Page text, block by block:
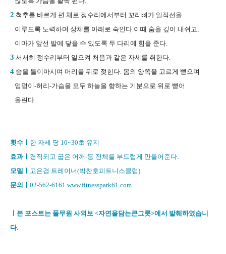
2 척추를 바르게 편 채로 정수리에서부터 꼬리뼈가 일직선을
이루도록 노력하며 상체를 아래로 숙인다.이때 숨을 깊이 내쉬고,
이마가 앞선 발에 닿을 수 있도록 두 다리에 힘을 준다.
3 서서히 정수리부터 일으켜 처음과 같은 자세를 취한다.
4 숨을 들이마시며 머리를 뒤로 젖힌다. 몸의 양쪽을 고르게 뻗으며
엉덩이-허리-가슴을 모두 하늘을 향하는 기분으로 위로 뻗어
올린다.
횟수
한 자세 당 10~30초 유지
효과ㅣ 경직되고 굽은 어깨-등 전체를 부드럽게 만들어준다.
모델
고은경 트레이너(박찬호피트니스클럽)
문의
02-562-6161 www.fitnesspark61.com
ㅣ본 포스트는 풀무원 사외보 <자연을담는큰그릇>에서 발췌하였습니
다.